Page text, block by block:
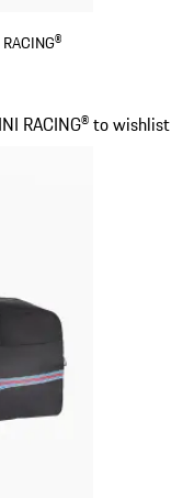
RACING® to wishlist